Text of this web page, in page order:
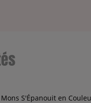
up
Mons S'Épanouit en